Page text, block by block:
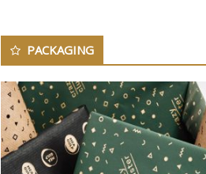
PACKAGING